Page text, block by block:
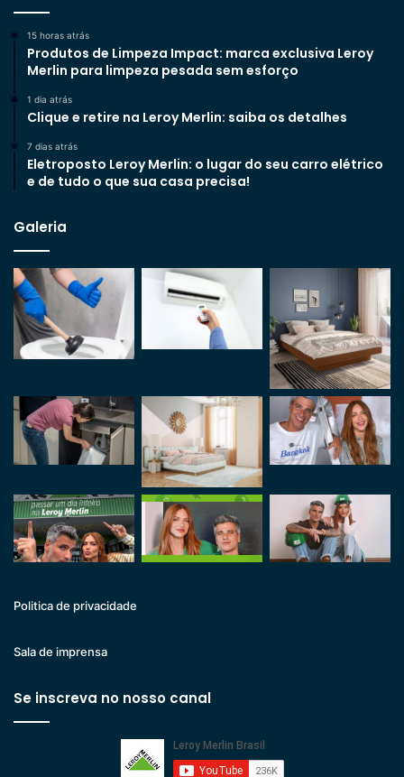
15 horas atrás
Produtos de Limpeza Impact: marca exclusiva Leroy
Merlin para limpeza pesada sem esforço
1 dia atrás
Clique e retire na Leroy Merlin: saiba os detalhes
7 dias atrás
Eletroposto Leroy Merlin: o lugar do seu carro elétrico
e de tudo o que sua casa precisa!
Galeria
Politica de privacidade
Sala de imprensa
Se inscreva no nosso canal